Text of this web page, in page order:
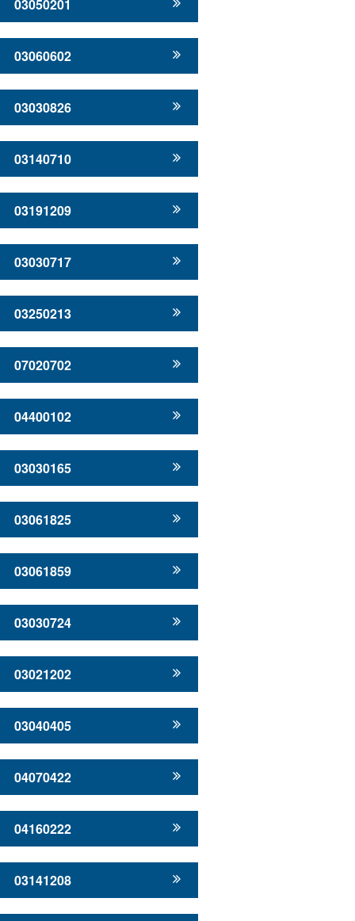
03050201
03060602
03030826
03140710
03191209
03030717
03250213
07020702
04400102
03030165
03061825
03061859
03030724
03021202
03040405
04070422
04160222
03141208